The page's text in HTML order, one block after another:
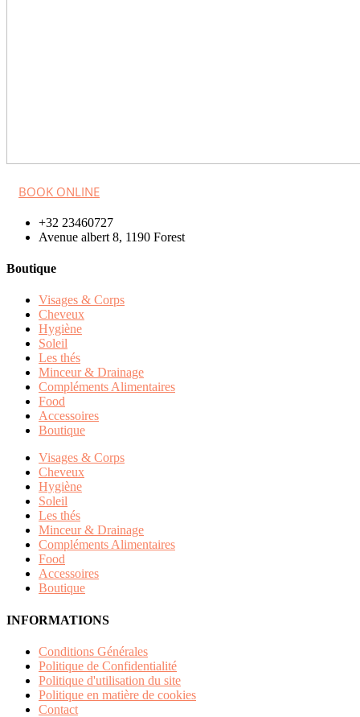
BOOK ONLINE
+32 23460727
Avenue albert 8, 1190 Forest
Boutique
Visages & Corps
Cheveux
Hygiène
Soleil
Les thés
Minceur & Drainage
Compléments Alimentaires
Food
Accessoires
Boutique
Visages & Corps
Cheveux
Hygiène
Soleil
Les thés
Minceur & Drainage
Compléments Alimentaires
Food
Accessoires
Boutique
INFORMATIONS
Conditions Générales
Politique de Confidentialité
Politique d'utilisation du site
Politique en matière de cookies
Contact